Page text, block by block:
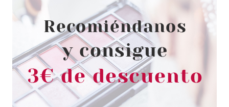
Pvr 60.00€
-10%
desde
53.95€